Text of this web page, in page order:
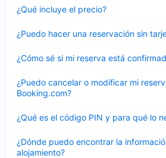
¿Qué incluye el precio?
cerrado
¿Puedo hacer una reservación sin
cerrado
¿Cómo sé si mi reserva está
cerrado
¿Puedo cancelar o modificar mi
Booking.com?
cerrado
¿Qué es el código PIN y para qué lo
cerrado
¿Dónde puedo encontrar la
alojamiento?
cerrado